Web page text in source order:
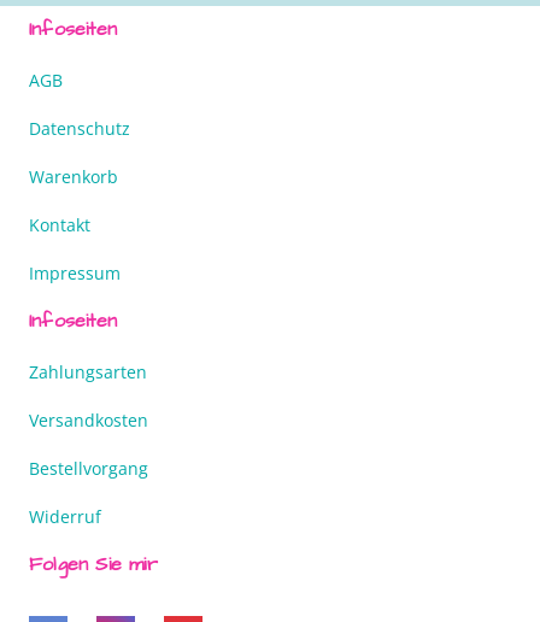
Infoseiten
AGB
Datenschutz
Warenkorb
Kontakt
Impressum
Infoseiten
Zahlungsarten
Versandkosten
Bestellvorgang
Widerruf
Folgen Sie mir